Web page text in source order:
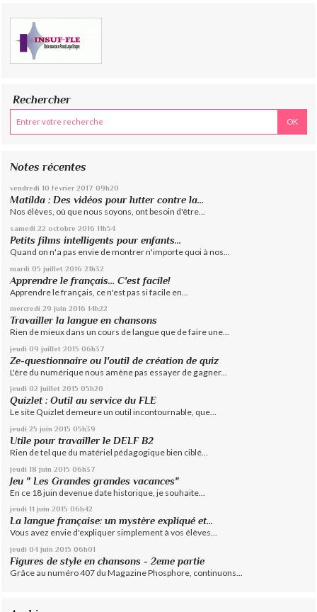
Rechercher
Notes récentes
vendredi 10 février 2017 09h20
Matilda : Des vidéos pour lutter contre la...
Nos élèves, où que nous soyons, ont besoin d'être...
samedi 22 octobre 2016 11h54
Petits films intelligents pour enfants...
Quand on n'a pas envie de montrer n'importe quoi à nos...
mardi 05 juillet 2016 21h32
Apprendre le français... C'est facile!
Apprendre le français, ce n'est pas si facile en...
mercredi 29 juin 2016 14h22
Travailler la langue en chansons
Rien de mieux dans un cours de langue que de faire une...
jeudi 09 juillet 2015 06h37
Ze-questionnaire ou l'outil de création de quiz
L'ère du numérique nous amène pas essayer de gagner...
jeudi 02 juillet 2015 05h20
Quizlet : Outil au service du FLE
Le site Quizlet demeure un outil incontournable, que...
jeudi 25 juin 2015 05h39
Utile pour travailler le DELF B2
Rien de tel que du matériel pédagogique bien ciblé...
jeudi 18 juin 2015 06h37
Jeu " Les Grandes grandes vacances"
En ce 18 juin devenue date historique, je souhaite...
jeudi 11 juin 2015 06h42
La langue française: un mystère expliqué et...
Vous avez envie d'expliquer simplement à vos élèves...
jeudi 04 juin 2015 06h01
Figures de style en chansons - 2eme partie
Grâce au numéro 407 du Magazine Phosphore, continuons...